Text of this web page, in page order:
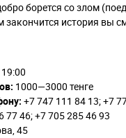
борется со злом
закончится история вы
1000—3000 тенге
+7 747 111 84 13; +7
77 46; +7 705 285 46 93
45